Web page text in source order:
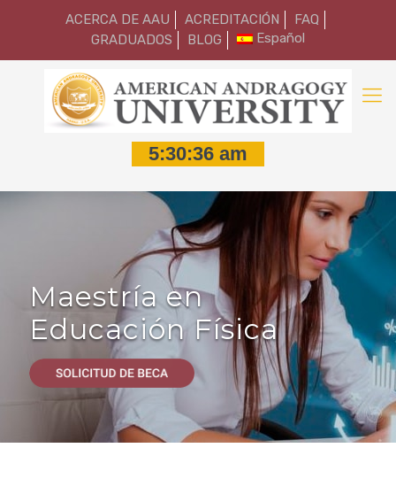
ACERCA DE AAU ACREDITACIÓN
FAQ
GRADUADOS
BLOG Español
Maestría en
Educación Física